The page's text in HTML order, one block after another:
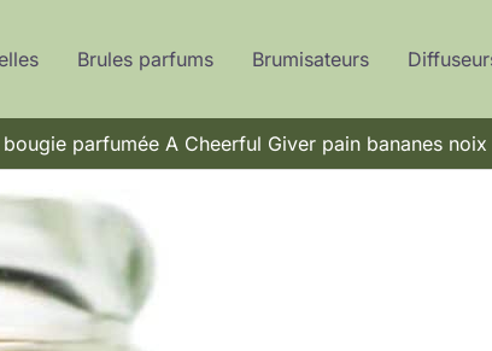
Brules parfums Brumisateurs
parfumée A Cheerful Giver pain bananes